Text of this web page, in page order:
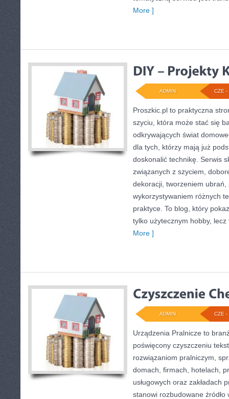
More ]
CZE -
ADMIN
Proszkic.pl to praktyczna
szyciu, która może stać się
odkrywających świat
dla tych, którzy mają już
doskonalić technikę. Serwis
związanych z szyciem,
dekoracji, tworzeniem
wykorzystywaniem różnych
praktyce. To blog, który
tylko użytecznym hobby,
More ]
CZE -
ADMIN
Urządzenia Pralnicze to
poświęcony czyszczeniu
rozwiązaniom pralniczym,
domach, firmach, hotelach,
usługowych oraz zakładach
stanowi rozbudowane